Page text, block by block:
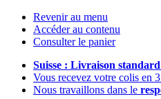
Revenir au menu
Accéder au contenu
Consulter le panier
Suisse : Livraison
Vous recevez votre colis en
Nous travaillons dans le